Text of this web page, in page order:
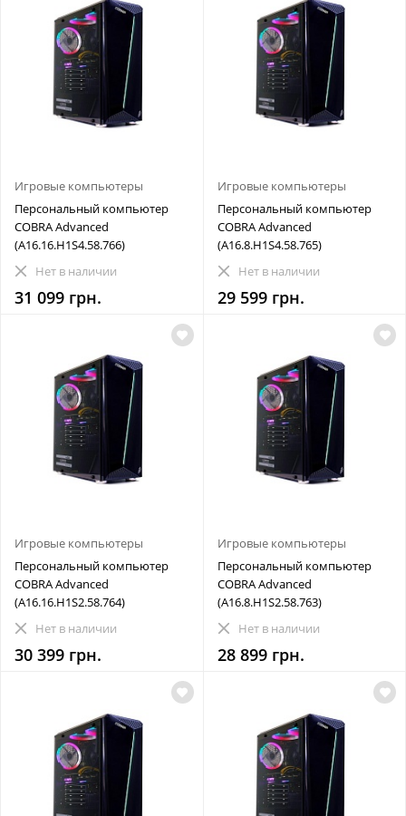
Игровые компьютеры
Персональный компьютер
COBRA Advanced
(A16.16.H1S4.58.766)
Нет в наличии
31 099 грн.
Игровые компьютеры
Персональный компьютер
COBRA Advanced
(A16.8.H1S4.58.765)
Нет в наличии
29 599 грн.
Игровые компьютеры
Персональный компьютер
COBRA Advanced
(A16.16.H1S2.58.764)
Нет в наличии
30 399 грн.
Игровые компьютеры
Персональный компьютер
COBRA Advanced
(A16.8.H1S2.58.763)
Нет в наличии
28 899 грн.